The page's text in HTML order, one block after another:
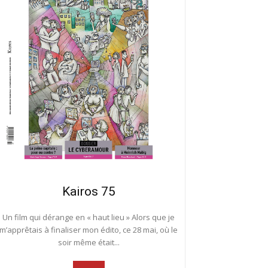
Kairos 75
Un film qui dérange en « haut lieu » Alors que je
m’apprêtais à finaliser mon édito, ce 28 mai, où le
soir même était...